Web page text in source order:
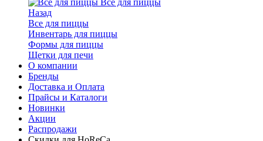
Назад
Все для пиццы
Инвентарь для пиццы
Формы для пиццы
Щетки для печи
О компании
Бренды
Доставка и Оплата
Прайсы и Каталоги
Новинки
Акции
Распродажи